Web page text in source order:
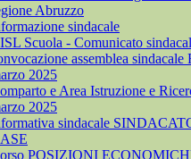
Abruzzo
sindacale
Scuola - Comunicato
assemblea
2025
e Area Istruzione e
2025
sindacale
POSIZIONI